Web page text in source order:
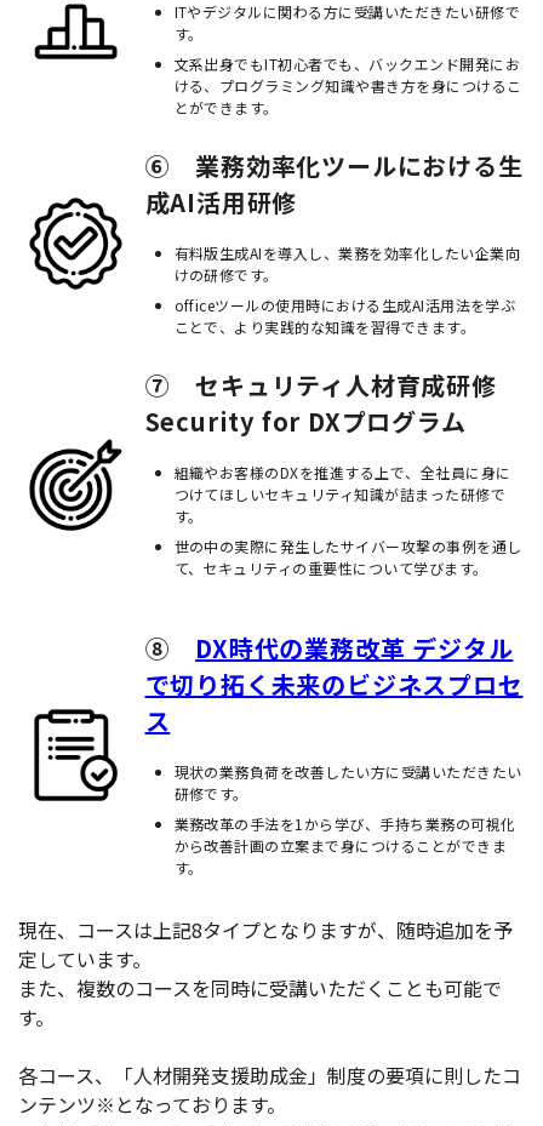
ITやデジタルに関わる方に受講いただきたい研修で
す。
文系出身でもIT初心者でも、バックエンド開発にお
ける、プログラミング知識や書き方を身につけるこ
とができます。
⑥ 業務効率化ツールにおける生
成AI活用研修
有料版生成AIを導入し、業務を効率化したい企業向
けの研修です。
officeツールの使用時における生成AI活用法を学ぶ
ことで、より実践的な知識を習得できます。
⑦ セキュリティ人材育成研修
Security for DXプログラム
組織やお客様のDXを推進する上で、全社員に身に
つけてほしいセキュリティ知識が詰まった研修で
す。
世の中の実際に発生したサイバー攻撃の事例を通し
て、セキュリティの重要性について学びます。
⑧ DX時代の業務改革 デジタル
で切り拓く未来のビジネスプロセ
ス
現状の業務負荷を改善したい方に受講いただきたい
研修です。
業務改革の手法を1から学び、手持ち業務の可視化
から改善計画の立案まで身につけることができま
す。
現在、コースは上記8タイプとなりますが、随時追加を予
定しています。
また、複数のコースを同時に受講いただくことも可能で
す。
各コース、「人材開発支援助成金」制度の要項に則したコ
ンテンツ※となっております。